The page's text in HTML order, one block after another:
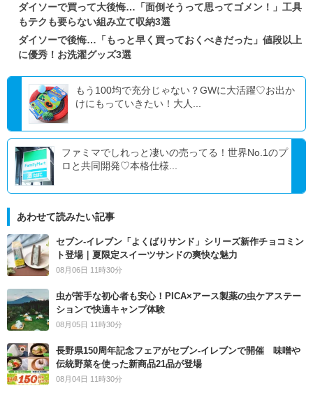
ダイソーで買って大後悔…「面倒そうって思ってゴメン！」工具
もテクも要らない組み立て収納3選
ダイソーで後悔…「もっと早く買っておくべきだった」値段以上
に優秀！お洗濯グッズ3選
もう100均で充分じゃない？GWに大活躍♡お出か
けにもっていきたい！大人...
ファミマでしれっと凄いの売ってる！世界No.1のプ
ロと共同開発♡本格仕様...
あわせて読みたい記事
セブン‐イレブン「よくばりサンド」シリーズ新作チョコミン
ト登場｜夏限定スイーツサンドの爽快な魅力
08月06日 11時30分
虫が苦手な初心者も安心！PICA×アース製薬の虫ケアステー
ションで快適キャンプ体験
08月05日 11時30分
長野県150周年記念フェアがセブン-イレブンで開催 味噌や
伝統野菜を使った新商品21品が登場
08月04日 11時30分